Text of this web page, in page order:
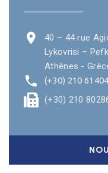
40 – 44 rue
Lykovrisi –
Athènes -
(+30) 210
(+30) 210